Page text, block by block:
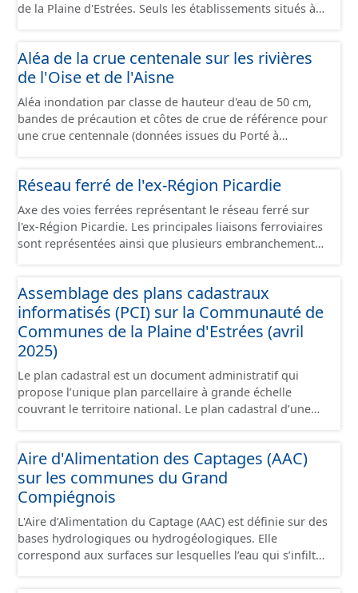
de la Plaine d'Estrées. Seuls les établissements situés à
conformément aux prescriptions du standard CNIG Sites
Économiques. Ce lot ne contient pas la référence aux
delà des prescriptions du CNIG se limitant aux SCI.
Aléa de la crue centenale sur les rivières
de l'Oise et de l'Aisne
Aléa inondation par classe de hauteur d'eau de 50 cm,
bandes de précaution et côtes de crue de référence pour
une crue centennale (données issues du Porté à
Réseau ferré de l'ex-Région Picardie
Axe des voies ferrées représentant le réseau ferré sur
l'ex-Région Picardie. Les principales liaisons ferroviaires
sont représentées ainsi que plusieurs embranchements
sont désaffectées mais sont toujours physiquement
présentes sur le terrain.
Assemblage des plans cadastraux
informatisés (PCI) sur la Communauté de
Communes de la Plaine d'Estrées (avril
2025)
Le plan cadastral est un document administratif qui
propose l’unique plan parcellaire à grande échelle
couvrant le territoire national. Le plan cadastral d’une
communément appelées « feuilles de plan ». La parcelle
est l’unité cadastrale de base. C’est un terrain d’un seul
tenant situé dans un même lieudit et appartenant à un
même propriétaire. Le plan cadastral au format vecteur
est issu majoritairement de numérisation du plan
cadastral papier ou raster réalisée dans le cadre de
conventions avec les collectivités territoriales. Les plans
Aire d'Alimentation des Captages (AAC)
sur les communes du Grand
Compiégnois
L'Aire d’Alimentation du Captage (AAC) est définie sur des
bases hydrologiques ou hydrogéologiques. Elle
correspond aux surfaces sur lesquelles l’eau qui s’infiltre